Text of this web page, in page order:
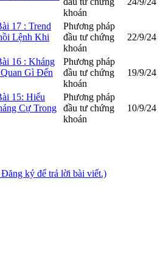
khoán
17 : Trend
Lệnh Khi
Phương pháp
đầu tư chứng
khoán
22/9/24
16 : Kháng
Gì Đến
Phương pháp
đầu tư chứng
khoán
19/9/24
15: Hiểu
Cự Trong
Phương pháp
đầu tư chứng
khoán
10/9/24
ký để trả lời bài viết.)